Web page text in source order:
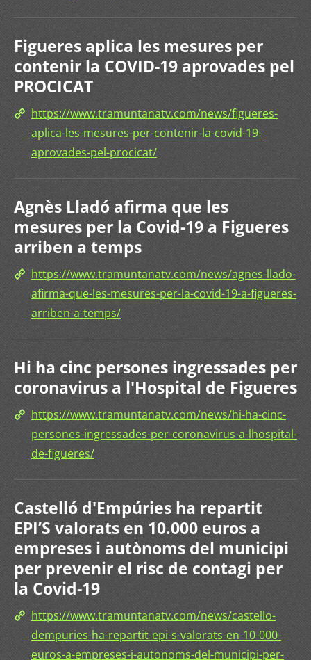
Figueres aplica les mesures per
contenir la COVID-19 aprovades pel
PROCICAT
https://www.tramuntanatv.com/news/figueres-
aplica-les-mesures-per-contenir-la-covid-19-
aprovades-pel-procicat/
Agnès Lladó afirma que les
mesures per la Covid-19 a Figueres
arriben a temps
https://www.tramuntanatv.com/news/agnes-llado-
afirma-que-les-mesures-per-la-covid-19-a-figueres-
arriben-a-temps/
Hi ha cinc persones ingressades per
coronavirus a l'Hospital de Figueres
https://www.tramuntanatv.com/news/hi-ha-cinc-
persones-ingressades-per-coronavirus-a-lhospital-
de-figueres/
Castelló d'Empúries ha repartit
EPI’S valorats en 10.000 euros a
empreses i autònoms del municipi
per prevenir el risc de contagi per
la Covid-19
https://www.tramuntanatv.com/news/castello-
dempuries-ha-repartit-epi-s-valorats-en-10-000-
euros-a-empreses-i-autonoms-del-municipi-per-